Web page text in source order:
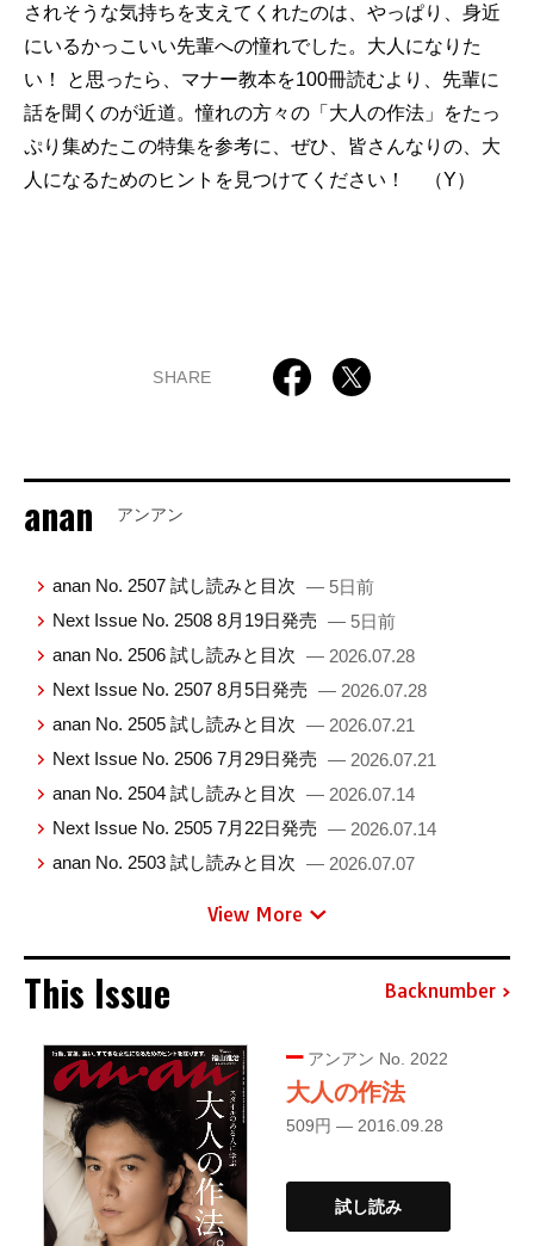
されそうな気持ちを支えてくれたのは、やっぱり、身近
にいるかっこいい先輩への憧れでした。大人になりた
い！ と思ったら、マナー教本を100冊読むより、先輩に
話を聞くのが近道。憧れの方々の「大人の作法」をたっ
ぷり集めたこの特集を参考に、ぜひ、皆さんなりの、大
人になるためのヒントを見つけてください！ （Y）
SHARE
anan アンアン
anan No. 2507 試し読みと目次 — 5日前
Next Issue No. 2508 8月19日発売 — 5日前
anan No. 2506 試し読みと目次 — 2026.07.28
Next Issue No. 2507 8月5日発売 — 2026.07.28
anan No. 2505 試し読みと目次 — 2026.07.21
Next Issue No. 2506 7月29日発売 — 2026.07.21
anan No. 2504 試し読みと目次 — 2026.07.14
Next Issue No. 2505 7月22日発売 — 2026.07.14
anan No. 2503 試し読みと目次 — 2026.07.07
View More
This Issue Backnumber
アンアン No. 2022
大人の作法
509円 — 2016.09.28
試し読み